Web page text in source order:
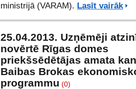
ministrijā (VARAM). Lasīt vairāk
25.04.2013. Uzņēmēji
novērtē Rīgas domes
priekšsēdētājas amata
Baibas Brokas
programmu (0)